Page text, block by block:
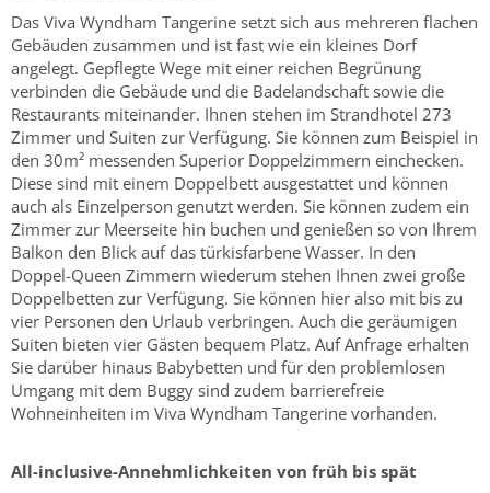
Das Viva Wyndham Tangerine setzt sich aus mehreren flachen
Gebäuden zusammen und ist fast wie ein kleines Dorf
angelegt. Gepflegte Wege mit einer reichen Begrünung
verbinden die Gebäude und die Badelandschaft sowie die
Restaurants miteinander. Ihnen stehen im Strandhotel 273
Zimmer und Suiten zur Verfügung. Sie können zum Beispiel in
den 30m² messenden Superior Doppelzimmern einchecken.
Diese sind mit einem Doppelbett ausgestattet und können
auch als Einzelperson genutzt werden. Sie können zudem ein
Zimmer zur Meerseite hin buchen und genießen so von Ihrem
Balkon den Blick auf das türkisfarbene Wasser. In den
Doppel-Queen Zimmern wiederum stehen Ihnen zwei große
Doppelbetten zur Verfügung. Sie können hier also mit bis zu
vier Personen den Urlaub verbringen. Auch die geräumigen
Suiten bieten vier Gästen bequem Platz. Auf Anfrage erhalten
Sie darüber hinaus Babybetten und für den problemlosen
Umgang mit dem Buggy sind zudem barrierefreie
Wohneinheiten im Viva Wyndham Tangerine vorhanden.
All-inclusive-Annehmlichkeiten von früh bis spät